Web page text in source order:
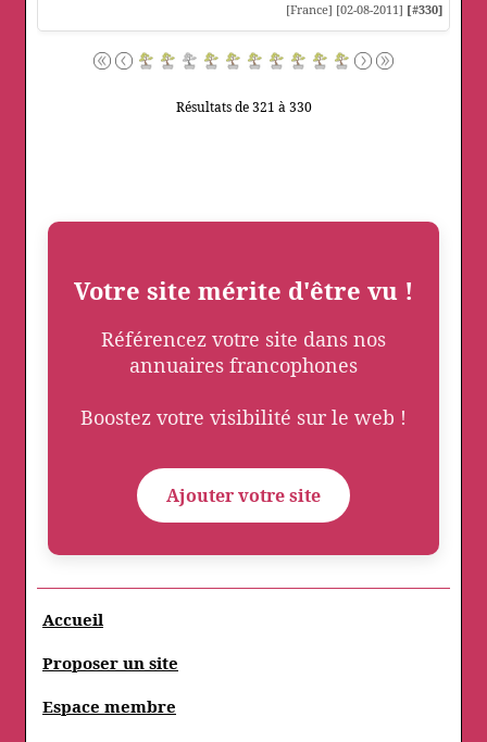
[France] [02-08-2011] [#330]
Résultats de 321 à 330
Votre site mérite d'être vu !
Référencez votre site dans nos
annuaires francophones
Boostez votre visibilité sur le web !
Ajouter votre site
Accueil
Proposer un site
Espace membre